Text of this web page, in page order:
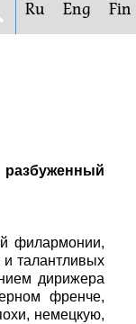
Ru Eng Fin
филармонии,
талантливых
дирижера
френче,
немецкую,